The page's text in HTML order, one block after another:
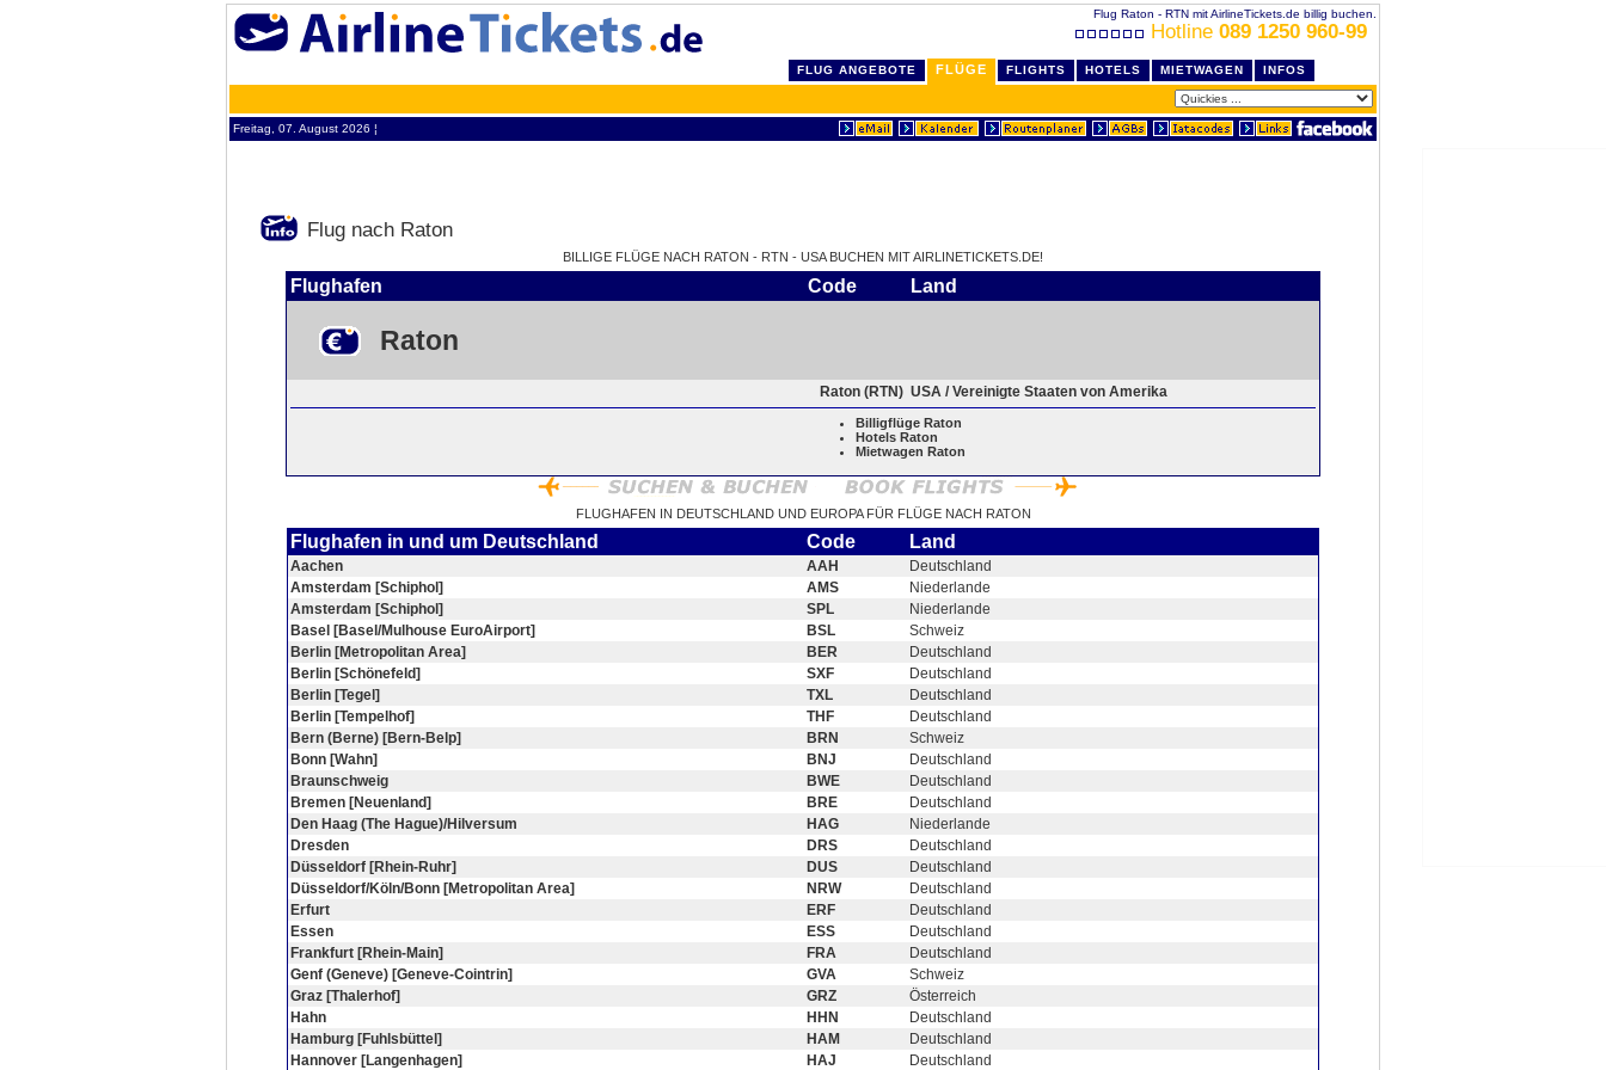
Flug Raton - RTN mit AirlineTickets.de billig buchen.
Hotline 089 1250 960-99
FLUG ANGEBOTE FLÜGE FLIGHTS HOTELS MIETWAGEN INFOS
Freitag, 07. August 2026 ¦
Flug nach Raton
BILLIGE FLÜGE NACH RATON - RTN - USA BUCHEN MIT AIRLINETICKETS.DE!
Flughafen Code Land
Raton
Raton (RTN) USA / Vereinigte Staaten von Amerika
Billigflüge Raton
Hotels Raton
Mietwagen Raton
FLUGHAFEN IN DEUTSCHLAND UND EUROPA FÜR FLÜGE NACH RATON
Flughafen in und um Deutschland Code Land
Aachen AAH
Deutschland
Amsterdam [Schiphol]
AMS
Niederlande
Amsterdam [Schiphol]
SPL
Niederlande
Basel [Basel/Mulhouse EuroAirport]
BSL
Schweiz
Berlin [Metropolitan Area]
BER
Deutschland
Berlin [Schönefeld]
SXF
Deutschland
Berlin [Tegel]
TXL
Deutschland
Berlin [Tempelhof]
THF
Deutschland
Bern (Berne) [Bern-Belp]
BRN
Schweiz
Bonn [Wahn]
BNJ
Deutschland
Braunschweig
BWE
Deutschland
Bremen [Neuenland]
BRE
Deutschland
Den Haag (The Hague)/Hilversum
HAG
Niederlande
Dresden
DRS
Deutschland
Düsseldorf [Rhein-Ruhr]
DUS
Deutschland
Düsseldorf/Köln/Bonn [Metropolitan Area]
NRW
Deutschland
Erfurt
ERF
Deutschland
Essen
ESS
Deutschland
Frankfurt [Rhein-Main]
FRA
Deutschland
Genf (Geneve) [Geneve-Cointrin]
GVA
Schweiz
Graz [Thalerhof]
GRZ
Österreich
Hahn
HHN
Deutschland
Hamburg [Fuhlsbüttel]
HAM
Deutschland
Hannover [Langenhagen]
HAJ
Deutschland